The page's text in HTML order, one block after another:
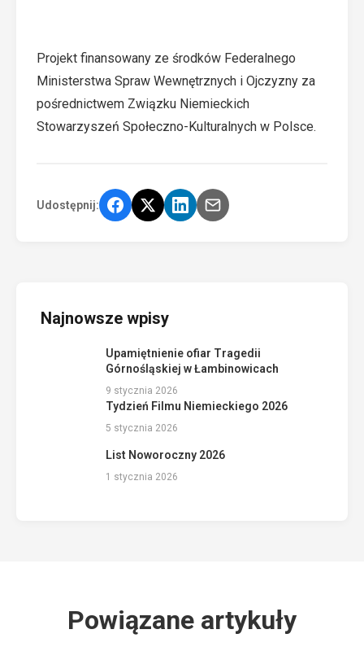
Projekt finansowany ze środków Federalnego
Ministerstwa Spraw Wewnętrznych i Ojczyzny za
pośrednictwem Związku Niemieckich
Stowarzyszeń Społeczno-Kulturalnych w Polsce.
Udostępnij:
Najnowsze wpisy
Upamiętnienie ofiar Tragedii
Górnośląskiej w Łambinowicach
9 stycznia 2026
Tydzień Filmu Niemieckiego 2026
5 stycznia 2026
List Noworoczny 2026
1 stycznia 2026
Powiązane artykuły